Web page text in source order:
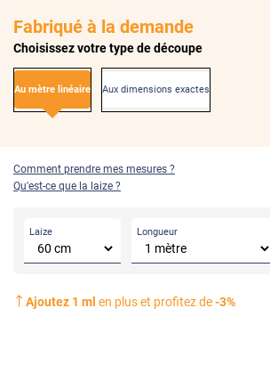
Fabriqué à la demande
Choisissez votre type de découpe
Au mètre linéaire Aux dimensions exactes
Comment prendre mes mesures ?
Qu'est-ce que la laize ?
Laize Longueur
Ajoutez 1 ml en plus et profitez de-3%